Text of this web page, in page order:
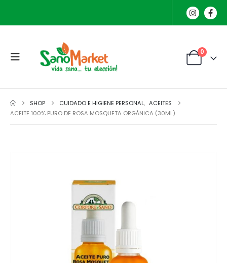
0
SHOP CUIDADO E HIGIENE PERSONAL, ACEITES
ACEITE 100% PURO DE ROSA MOSQUETA ORGÁNICA (30ML)